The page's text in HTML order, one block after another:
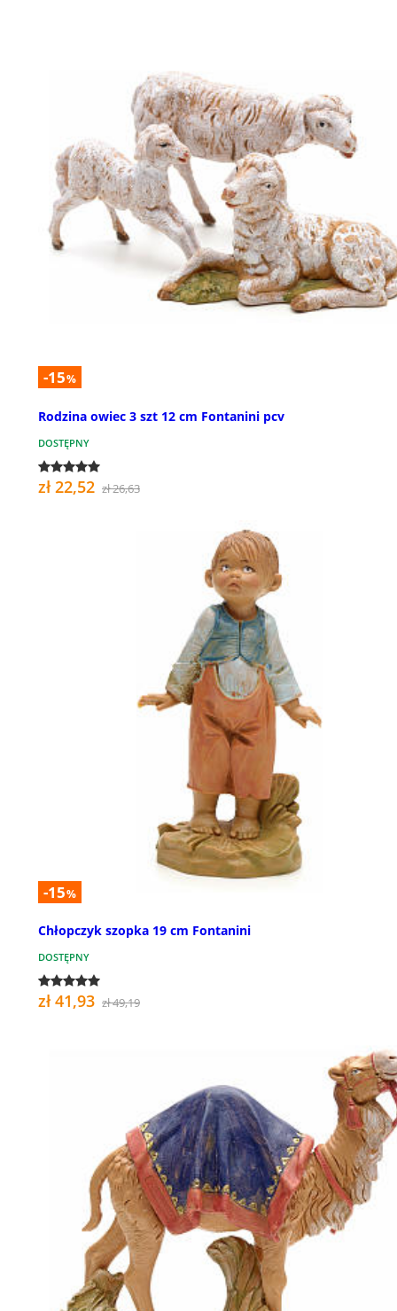
-15%
Rodzina owiec 3 szt 12 cm Fontanini pcv
DOSTĘPNY
zł 22,52 zł 26,63
-15%
Chłopczyk szopka 19 cm Fontanini
DOSTĘPNY
zł 41,93 zł 49,19